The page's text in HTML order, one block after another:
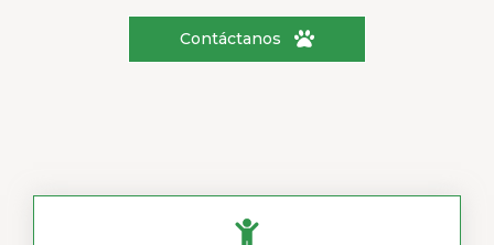
Contáctanos